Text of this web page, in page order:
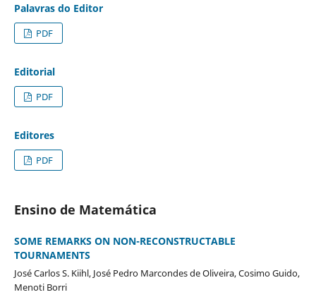
Palavras do Editor
PDF
Editorial
PDF
Editores
PDF
Ensino de Matemática
SOME REMARKS ON NON-RECONSTRUCTABLE
TOURNAMENTS
José Carlos S. Kiihl, José Pedro Marcondes de Oliveira, Cosimo Guido,
Menoti Borri